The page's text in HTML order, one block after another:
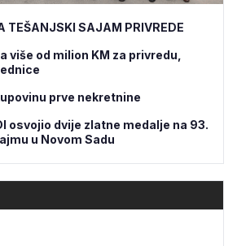
TEŠANJSKI SAJAM PRIVREDE
više od milion KM za privredu,
prve nekretnine
osvojio dvije zlatne medalje na 93.
u Novom Sadu